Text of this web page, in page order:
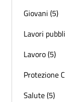
Giovani (5)
Lavori
Lavoro (5)
Protezione
Salute (5)